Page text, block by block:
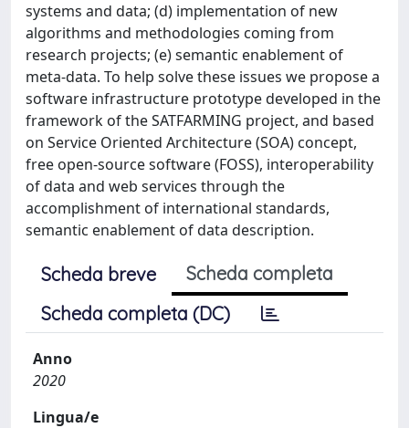
systems and data; (d) implementation of new
algorithms and methodologies coming from
research projects; (e) semantic enablement of
meta-data. To help solve these issues we propose a
software infrastructure prototype developed in the
framework of the SATFARMING project, and based
on Service Oriented Architecture (SOA) concept,
free open-source software (FOSS), interoperability
of data and web services through the
accomplishment of international standards,
semantic enablement of data description.
Scheda breve
Scheda completa
Scheda completa (DC)
Anno
2020
Lingua/e